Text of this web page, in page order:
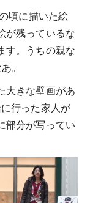
それもそのはず、1階は映
頃に描いた絵
が残っているな
す。うちの親な
。
大きな壁画があ
行った家人が
部分が写ってい